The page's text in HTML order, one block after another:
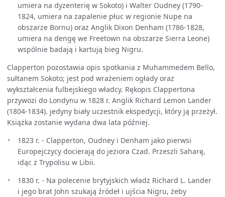
umiera na dyzenterię w Sokoto) i Walter Oudney (1790-
1824, umiera na zapalenie płuc w regionie Nupe na
obszarze Bornu) oraz Anglik Dixon Denham (1786-1828,
umiera na dengę we Freetown na obszarze Sierra Leone)
wspólnie badają i kartują bieg Nigru.
Clapperton pozostawia opis spotkania z Muhammedem Bello,
sułtanem Sokoto; jest pod wrażeniem ogłady oraz
wykształcenia fulbejskiego władcy. Rękopis Clappertona
przywozi do Londynu w 1828 r. Anglik Richard Lemon Lander
(1804-1834). jedyny biały uczestnik ekspedycji, który ją przeżył.
Książka zostanie wydana dwa lata później.
1823 r. - Clapperton, Oudney i Denham jako pierwsi
Europejczycy docierają do jeziora Czad. Przeszli Saharę,
idąc z Trypolisu w Libii.
1830 r. - Na polecenie brytyjskich władz Richard L. Lander
i jego brat John szukają źródeł i ujścia Nigru, żeby